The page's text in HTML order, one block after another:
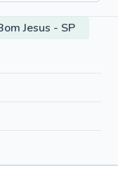
Jesus - SP